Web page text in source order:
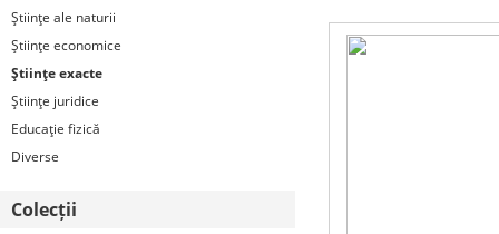
Ştiinţe ale naturii
Ştiinţe economice
Ştiinţe exacte
Ştiinţe juridice
Educaţie fizică
Diverse
Colecții